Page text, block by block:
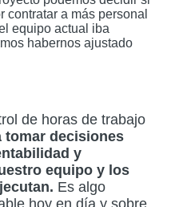
contratar a más personal
equipo actual iba
habernos ajustado
de horas de trabajo
tomar decisiones
y
equipo y los
Es algo